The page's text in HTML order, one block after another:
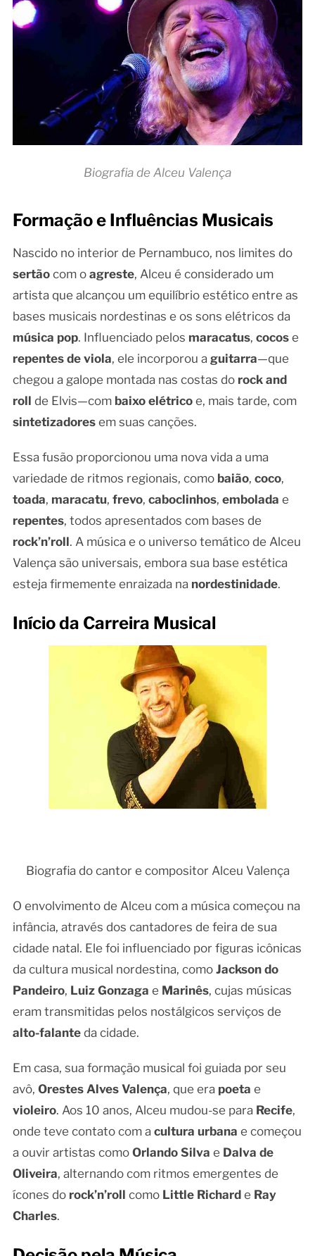
Biografia de Alceu Valença
Formação e Influências Musicais
Nascido no interior de Pernambuco, nos limites do
sertãocom o agreste, Alceu é considerado um
artista que alcançou um equilíbrio estético entre as
bases musicais nordestinas e os sons elétricos da
música pop. Influenciado pelos maracatus, cocose
repentes de viola, ele incorporou a guitarra—que
chegou a galope montada nas costas do rock and
roll de Elvis—com baixo elétricoe, mais tarde, com
sintetizadoresem suas canções.
Essa fusão proporcionou uma nova vida a uma
variedade de ritmos regionais, como baião, coco,
toada, maracatu, frevo, caboclinhos, embolada e
repentes, todos apresentados com bases de
rock’n’roll. A música e o universo temático de Alceu
Valença são universais, embora sua base estética
esteja firmemente enraizada na nordestinidade.
Início da Carreira Musical
Biografia do cantor e compositor Alceu Valença
O envolvimento de Alceu com a música começou na
infância, através dos cantadores de feira de sua
cidade natal. Ele foi influenciado por figuras icônicas
da cultura musical nordestina, como Jackson do
Pandeiro, Luiz Gonzaga e Marinês, cujas músicas
eram transmitidas pelos nostálgicos serviços de
alto-falanteda cidade.
Em casa, sua formação musical foi guiada por seu
avô, Orestes Alves Valença, que era poeta e
violeiro. Aos 10 anos, Alceu mudou-se para Recife,
onde teve contato com a cultura urbana e começou
a ouvir artistas como Orlando Silva e Dalva de
Oliveira, alternando com ritmos emergentes de
ícones do rock’n’roll como Little Richarde Ray
Charles.